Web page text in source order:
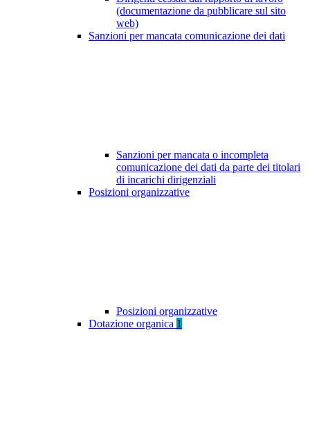
(documentazione da pubblicare sul sito
web)
Sanzioni per mancata comunicazione dei dati
Sanzioni per mancata o incompleta
comunicazione dei dati da parte dei titolari
di incarichi dirigenziali
Posizioni organizzative
Posizioni organizzative
Dotazione organica 1